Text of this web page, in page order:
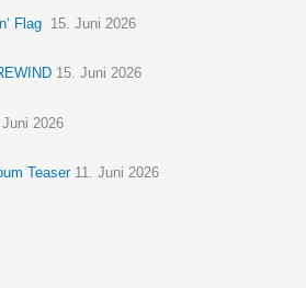
Flag 15. Juni 2026
15. Juni 2026
2026
Teaser 11. Juni 2026